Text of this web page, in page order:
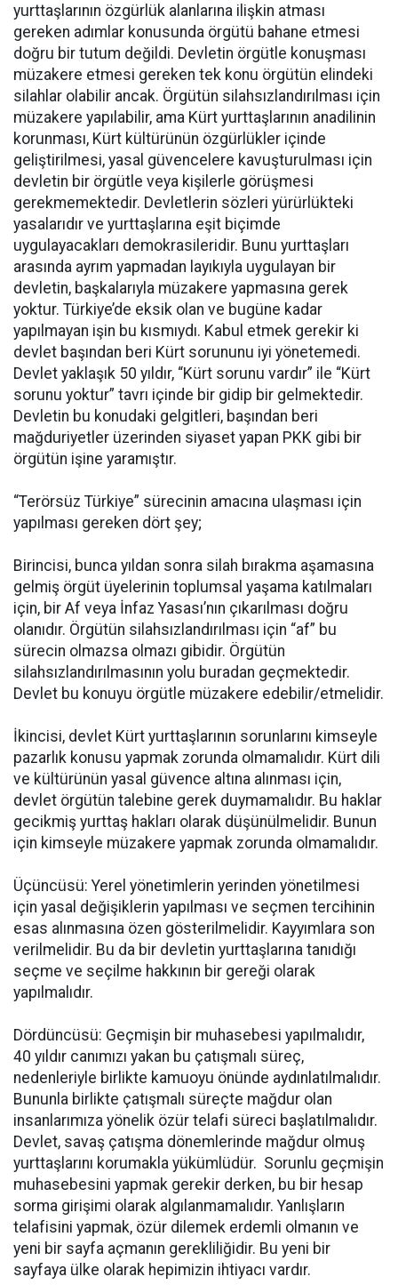
yurttaşlarının özgürlük alanlarına ilişkin atması
gereken adımlar konusunda örgütü bahane etmesi
doğru bir tutum değildi. Devletin örgütle konuşması
müzakere etmesi gereken tek konu örgütün elindeki
silahlar olabilir ancak. Örgütün silahsızlandırılması için
müzakere yapılabilir, ama Kürt yurttaşlarının anadilinin
korunması, Kürt kültürünün özgürlükler içinde
geliştirilmesi, yasal güvencelere kavuşturulması için
devletin bir örgütle veya kişilerle görüşmesi
gerekmemektedir. Devletlerin sözleri yürürlükteki
yasalarıdır ve yurttaşlarına eşit biçimde
uygulayacakları demokrasileridir. Bunu yurttaşları
arasında ayrım yapmadan layıkıyla uygulayan bir
devletin, başkalarıyla müzakere yapmasına gerek
yoktur. Türkiye’de eksik olan ve bugüne kadar
yapılmayan işin bu kısmıydı. Kabul etmek gerekir ki
devlet başından beri Kürt sorununu iyi yönetemedi.
Devlet yaklaşık 50 yıldır, “Kürt sorunu vardır” ile “Kürt
sorunu yoktur” tavrı içinde bir gidip bir gelmektedir.
Devletin bu konudaki gelgitleri, başından beri
mağduriyetler üzerinden siyaset yapan PKK gibi bir
örgütün işine yaramıştır.
“Terörsüz Türkiye” sürecinin amacına ulaşması için
yapılması gereken dört şey;
Birincisi, bunca yıldan sonra silah bırakma aşamasına
gelmiş örgüt üyelerinin toplumsal yaşama katılmaları
için, bir Af veya İnfaz Yasası’nın çıkarılması doğru
olanıdır. Örgütün silahsızlandırılması için “af” bu
sürecin olmazsa olmazı gibidir. Örgütün
silahsızlandırılmasının yolu buradan geçmektedir.
Devlet bu konuyu örgütle müzakere edebilir/etmelidir.
İkincisi, devlet Kürt yurttaşlarının sorunlarını kimseyle
pazarlık konusu yapmak zorunda olmamalıdır. Kürt dili
ve kültürünün yasal güvence altına alınması için,
devlet örgütün talebine gerek duymamalıdır. Bu haklar
gecikmiş yurttaş hakları olarak düşünülmelidir. Bunun
için kimseyle müzakere yapmak zorunda olmamalıdır.
Üçüncüsü: Yerel yönetimlerin yerinden yönetilmesi
için yasal değişiklerin yapılması ve seçmen tercihinin
esas alınmasına özen gösterilmelidir. Kayyımlara son
verilmelidir. Bu da bir devletin yurttaşlarına tanıdığı
seçme ve seçilme hakkının bir gereği olarak
yapılmalıdır.
Dördüncüsü: Geçmişin bir muhasebesi yapılmalıdır,
40 yıldır canımızı yakan bu çatışmalı süreç,
nedenleriyle birlikte kamuoyu önünde aydınlatılmalıdır.
Bununla birlikte çatışmalı süreçte mağdur olan
insanlarımıza yönelik özür telafi süreci başlatılmalıdır.
Devlet, savaş çatışma dönemlerinde mağdur olmuş
yurttaşlarını korumakla yükümlüdür. Sorunlu geçmişin
muhasebesini yapmak gerekir derken, bu bir hesap
sorma girişimi olarak algılanmamalıdır. Yanlışların
telafisini yapmak, özür dilemek erdemli olmanın ve
yeni bir sayfa açmanın gerekliliğidir. Bu yeni bir
sayfaya ülke olarak hepimizin ihtiyacı vardır.